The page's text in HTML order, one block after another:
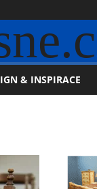
& INSPIRACE